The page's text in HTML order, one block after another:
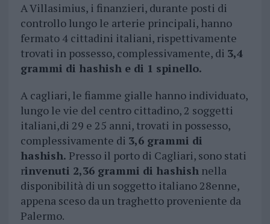
A Villasimius, i finanzieri, durante posti di
controllo lungo le arterie principali, hanno
fermato 4 cittadini italiani, rispettivamente
trovati in possesso, complessivamente, di 3,4
grammi di hashish e di 1 spinello.
A cagliari, le fiamme gialle hanno individuato,
lungo le vie del centro cittadino, 2 soggetti
italiani,di 29 e 25 anni, trovati in possesso,
complessivamente di 3,6 grammi di
hashish. Presso il porto di Cagliari, sono stati
rinvenuti 2,36 grammi di hashishnella
disponibilità di un soggetto italiano 28enne,
appena sceso da un traghetto proveniente da
Palermo.